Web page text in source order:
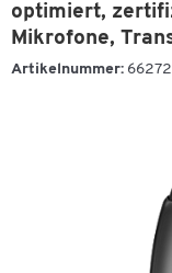
optimiert,
Mikrofone,
Artikelnummer: